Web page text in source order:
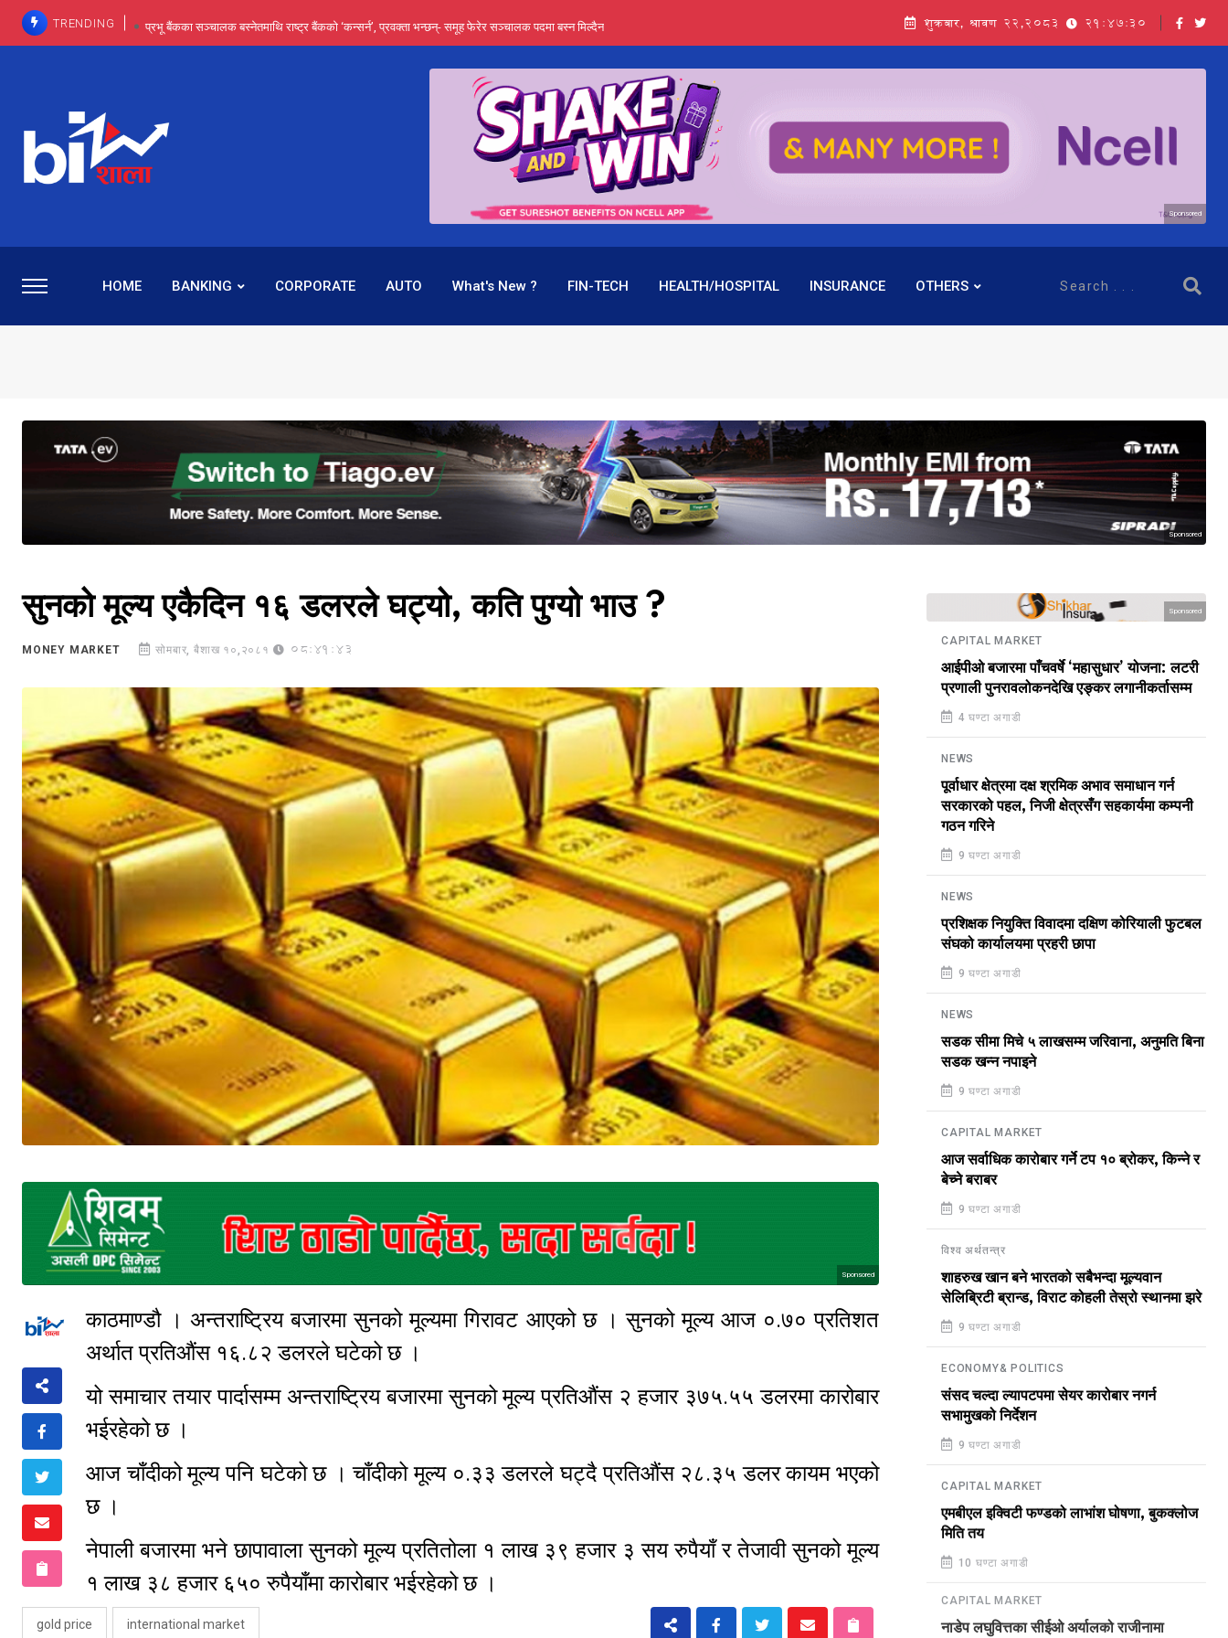
TRENDING प्रभू बैंकका सञ्चालक बस्नेतमाथि राष्ट्र बैंकको ‘कन्सर्न’, प्रवक्ता भन्छन्- समूह फेरेर सञ्चालक पदमा बस्न मिल्दैन
प्रभू बैंकमा सेञ्चुरीबाट आएका कर्मचारीमाथि हदैसम्मको विभेदः एउटै पदमा दुई थरि तलब, वर्षमै ९२ हजार घाटा !
कमाइमा गरिमाको दमदार छलाङ, सेयरधनीलाई २० प्रतिशत लाभांश दिने क्षमता
प्रभु बैंकमा रमिता : सर्वसाधारणबाट छिरेका बस्नेत संस्थापक बनेर निरन्तर, राष्ट्र बैंक किन मौन ?
शुक्रबार, श्रावण २२,२०८३ 21:47:31
Sponsored
HOME BANKING CORPORATE AUTO What's New ? FIN-TECH HEALTH/HOSPITAL INSURANCE OTHERS
Sponsored
सुनको मूल्य एकैदिन १६ डलरले घट्यो, कति पुग्यो भाउ ?
MONEY MARKET सोमबार, बैशाख १०,२०८१ 08:41:43
Sponsored
काठमाण्डौ । अन्तराष्ट्रिय बजारमा सुनको मूल्यमा गिरावट आएको छ । सुनको मूल्य आज ०.७० प्रतिशत
अर्थात प्रतिऔंस १६.८२ डलरले घटेको छ ।
यो समाचार तयार पार्दासम्म अन्तराष्ट्रिय बजारमा सुनको मूल्य प्रतिऔंस २ हजार ३७५.५५ डलरमा कारोबार
भईरहेको छ ।
आज चाँदीको मूल्य पनि घटेको छ । चाँदीको मूल्य ०.३३ डलरले घट्दै प्रतिऔंस २८.३५ डलर कायम भएको
छ ।
नेपाली बजारमा भने छापावाला सुनको मूल्य प्रतितोला १ लाख ३९ हजार ३ सय रुपैयाँ र तेजावी सुनको मूल्य
१ लाख ३८ हजार ६५० रुपैयाँमा कारोबार भईरहेको छ ।
gold price international market
Sponsored
CAPITAL MARKET
आईपीओ बजारमा पाँचवर्षे ‘महासुधार’ योजना: लटरी
प्रणाली पुनरावलोकनदेखि एङ्कर लगानीकर्तासम्म
4 घण्टा अगाडी
NEWS
पूर्वाधार क्षेत्रमा दक्ष श्रमिक अभाव समाधान गर्न
सरकारको पहल, निजी क्षेत्रसँग सहकार्यमा कम्पनी
गठन गरिने
9 घण्टा अगाडी
NEWS
प्रशिक्षक नियुक्ति विवादमा दक्षिण कोरियाली फुटबल
संघको कार्यालयमा प्रहरी छापा
9 घण्टा अगाडी
NEWS
सडक सीमा मिचे ५ लाखसम्म जरिवाना, अनुमति बिना
सडक खन्न नपाइने
9 घण्टा अगाडी
CAPITAL MARKET
आज सर्वाधिक कारोबार गर्ने टप १० ब्रोकर, किन्ने र
बेच्ने बराबर
9 घण्टा अगाडी
विश्व अर्थतन्त्र
शाहरुख खान बने भारतको सबैभन्दा मूल्यवान
सेलिब्रिटी ब्रान्ड, विराट कोहली तेस्रो स्थानमा झरे
9 घण्टा अगाडी
ECONOMY& POLITICS
संसद चल्दा ल्यापटपमा सेयर कारोबार नगर्न
सभामुखको निर्देशन
9 घण्टा अगाडी
CAPITAL MARKET
एमबीएल इक्विटी फण्डको लाभांश घोषणा, बुकक्लोज
मिति तय
10 घण्टा अगाडी
CAPITAL MARKET
नाडेप लघुवित्तका सीईओ अर्यालको राजीनामा